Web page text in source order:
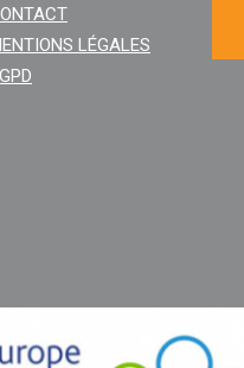
LÉGALES